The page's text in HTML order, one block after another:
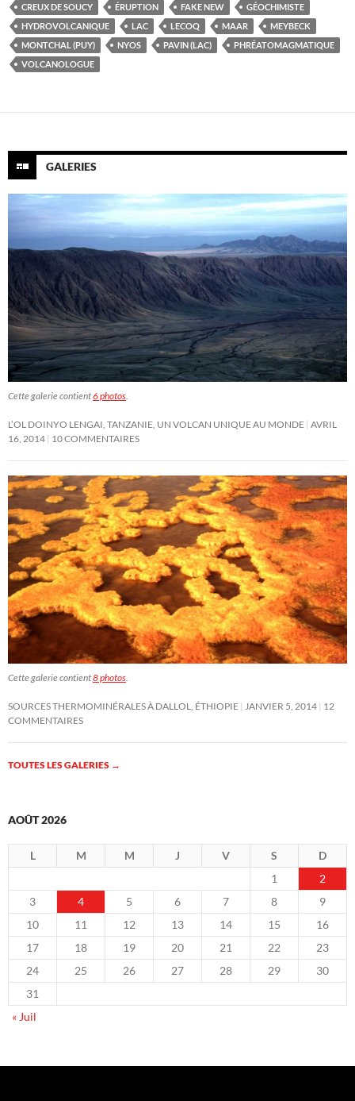
CREUX DE SOUCY
ÉRUPTION FAKE NEW
GÉOCHIMISTE
HYDROVOLCANIQUE
LAC LECOQ MAAR
MEYBECK
MONTCHAL (PUY)
NYOS PAVIN (LAC)
PHRÉATOMAGMATIQUE
VOLCANOLOGUE
GALERIES
Cette galerie contient6 photos.
L’OL DOINYO LENGAI, TANZANIE, UN VOLCAN UNIQUE AU MONDE AVRIL
16, 2014 10 COMMENTAIRES
Cette galerie contient8 photos.
SOURCES THERMOMINÉRALES À DALLOL, ÉTHIOPIE JANVIER 5, 2014 12
COMMENTAIRES
TOUTES LES GALERIES →
AOÛT 2026
L M M J V S
D
1
2
3
4 5 6 7 8
9
10
11 12 13 14 15
16
17
18 19 20 21 22
23
24
25 26 27 28 29
30
31
« Juil